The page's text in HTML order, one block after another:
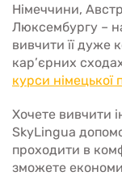
Німеччини,
Люксембургу –
вивчити її дуже
кар’єрних
курси німецької
Хочете вивчити
SkyLingua
проходити в
зможете